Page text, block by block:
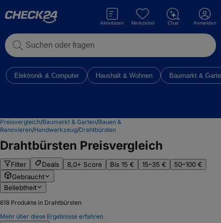
Suchen oder fragen
Aktivitäten Merkzettel Chat Anmelden
Elektronik & Computer Haushalt & Wohnen Baumarkt &
Preisvergleich/Baumarkt & Garten/Bauen &
Renovieren/Handwerkzeug/Drahtbürsten
Drahtbürsten Preisvergleich
Filter Deals 8,0+ Score Bis 15 € 15–35 €
50–100 €
Gebraucht
Beliebtheit
618 Produkte in Drahtbürsten
Mehr über diese Ergebnisse erfahren.